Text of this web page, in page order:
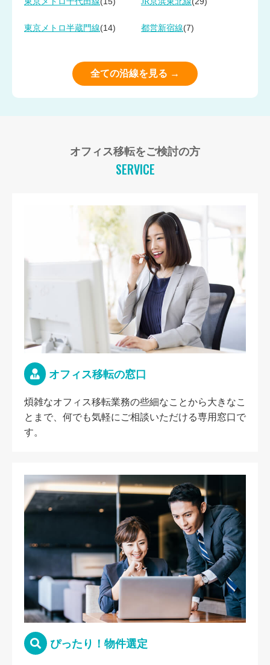
東京メトロ半蔵門線(14) 都営新宿線(7)
全ての沿線を見る →
オフィス移転をご検討の方
SERVICE
オフィス移転の窓口
煩雑なオフィス移転業務の些細なことから大きなこ
とまで、何でも気軽にご相談いただける専用窓口で
す。
ぴったり！物件選定